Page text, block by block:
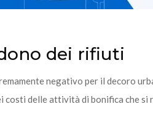
dei rifiuti
negativo per il decoro
delle attività di bonifica che